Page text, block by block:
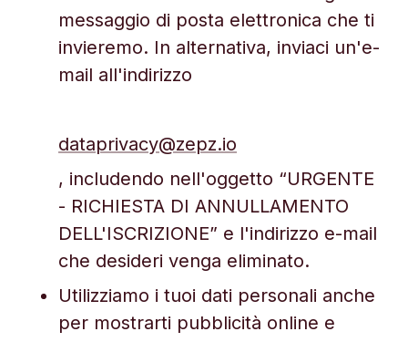
messaggio di posta elettronica che ti
invieremo. In alternativa, inviaci un'e-
mail all'indirizzo
dataprivacy@zepz.io
, includendo nell'oggetto “URGENTE
- RICHIESTA DI ANNULLAMENTO
DELL'ISCRIZIONE” e l'indirizzo e-mail
che desideri venga eliminato.
Utilizziamo i tuoi dati personali anche
per mostrarti pubblicità online e